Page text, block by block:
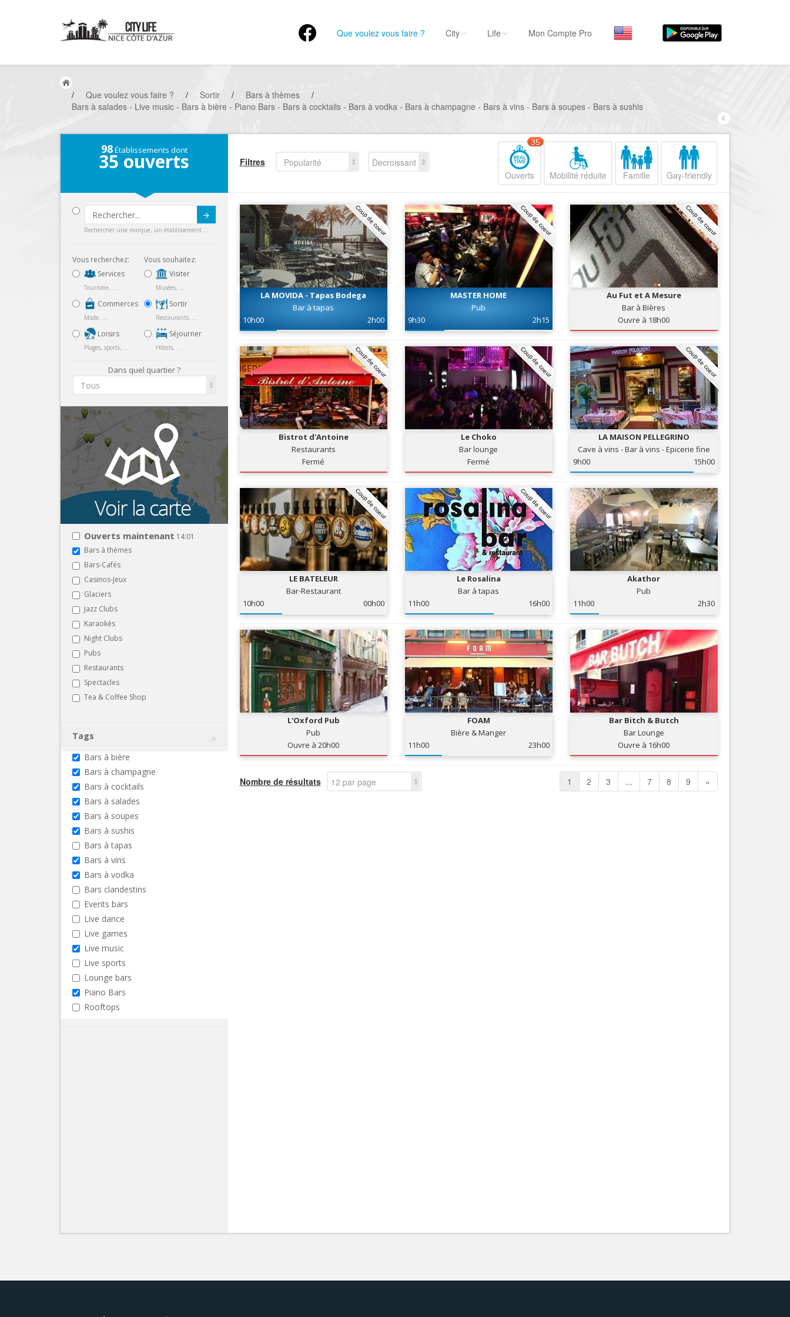
Que voulez vous faire ?
Séjourner
Musées, ...
Sortir
Commerces
Mode, ...
Loisirs
Plages, sports, ...
Services
Tourisme, ...
Nice Promenade du
Nice le Port
Nice le Vieux Nice
Nice les Collines Niçoises
Nice le petit Marais Niçois
Nice la plaine du Var
Nice le Carré d’Or
City Life Mon Compte Pro
/ Que voulez vous faire ? / Sortir / Bars à thèmes
/
Bars à salades - Live music - Bars à bière - Piano Bars - Bars à cocktails - Bars à vodka - Bars à champagne - Bars à vins - Bars à soupes - Bars à sushis
98Établissements dont
35 ouverts
Rechercher une marque, un établissement...
Vous recherchez:
Services
Tourisme, ...
Commerces
Mode, ...
Loisirs
Plages, sports, ...
Vous souhaitez:
Visiter
Musées, ...
Sortir
Restaurants, ...
Séjourner
Hôtels, ...
Dans quel quartier ?
Tous
Ouverts maintenant 14:01
Bars à thèmes
Bars-Cafés
Casinos-Jeux
Glaciers
Jazz Clubs
Karaokés
Night Clubs
Pubs
Restaurants
Spectacles
Tea & Coffee Shop
Tags
Bars à bière
Bars à champagne
Bars à cocktails
Bars à salades
Bars à soupes
Bars à sushis
Bars à tapas
Bars à vins
Bars à vodka
Bars clandestins
Events bars
Live dance
Live games
Live music
Live sports
Lounge bars
Piano Bars
Rooftops
Filtres Popularité
Decroissant
Ouverts
35
Mobilité réduite Famille Gay-friendly
Coup de coeur
LA MOVIDA - Tapas Bodega
Bar à tapas
10h00
2h00
Coup de coeur
MASTER HOME
Pub
9h30
2h15
Coup de coeur
Au Fut et A Mesure
Bar à Bières
Ouvre à 18h00
Coup de coeur
Bistrot d'Antoine
Restaurants
Fermé
Coup de coeur
Le Choko
Bar lounge
Fermé
Coup de coeur
LA MAISON PELLEGRINO
Cave à vins - Bar à vins - Epicerie fine
9h00
15h00
Coup de coeur
LE BATELEUR
Bar-Restaurant
10h00
00h00
Coup de coeur
Le Rosalina
Bar à tapas
11h00
16h00
Akathor
Pub
11h00
2h30
L'Oxford Pub
Pub
Ouvre à 20h00
FOAM
Bière & Manger
11h00
23h00
Bar Bitch & Butch
Bar Lounge
Ouvre à 16h00
Nombre de résultats 12 par page 1 2 3 ... 7 8 9 »